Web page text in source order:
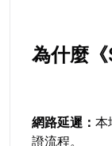
為什麼
網路延遲：本
證流程。